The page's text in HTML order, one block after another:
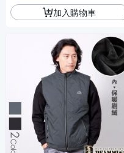
加入購物車